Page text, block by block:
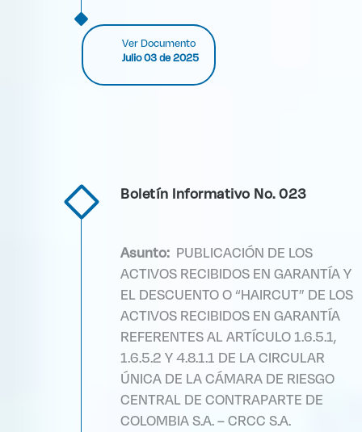
Ver Documento
Julio 03 de 2025
Boletín Informativo No. 023
Asunto: PUBLICACIÓN DE LOS
ACTIVOS RECIBIDOS EN GARANTÍA Y
EL DESCUENTO O “HAIRCUT” DE LOS
ACTIVOS RECIBIDOS EN GARANTÍA
REFERENTES AL ARTÍCULO 1.6.5.1,
1.6.5.2 Y 4.8.1.1 DE LA CIRCULAR
ÚNICA DE LA CÁMARA DE RIESGO
CENTRAL DE CONTRAPARTE DE
COLOMBIA S.A. – CRCC S.A.